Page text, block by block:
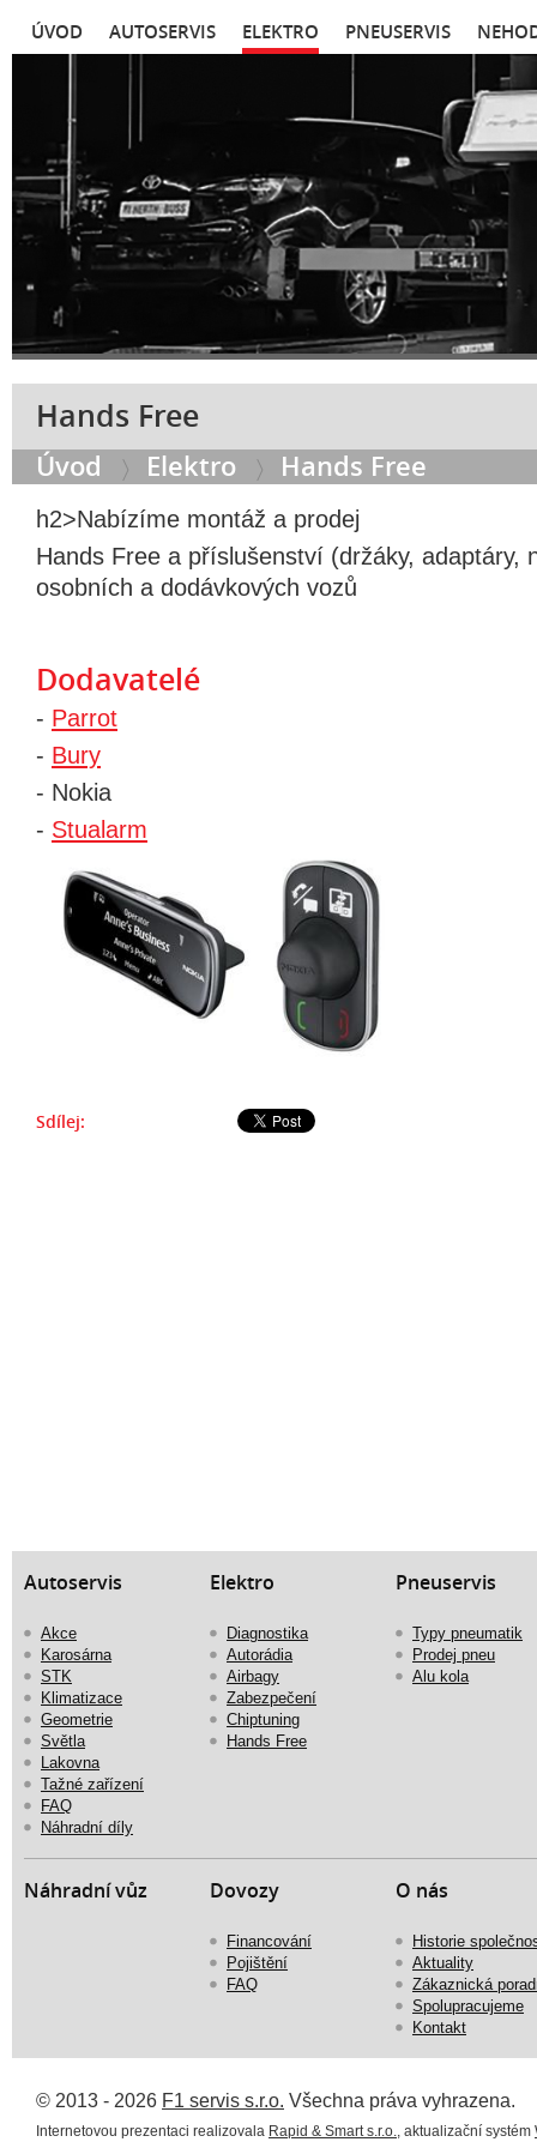
ÚVOD AUTOSERVIS ELEKTRO PNEUSERVIS
Hands Free
Úvod Elektro Hands Free
h2>Nabízíme montáž a prodej
Hands Free a příslušenství (držáky, adaptáry,
osobních a dodávkových vozů
Dodavatelé
- Parrot
- Bury
- Nokia
- Stualarm
Sdílej:
Autoservis
Akce
Karosárna
STK
Klimatizace
Geometrie
Světla
Lakovna
Tažné zařízení
FAQ
Náhradní díly
Elektro
Diagnostika
Autorádia
Airbagy
Zabezpečení
Chiptuning
Hands Free
Pneuservis
Typy pneumatik
Prodej pneu
Alu kola
Náhradní vůz Dovozy
Financování
Pojištění
FAQ
O nás
Historie
Aktuality
Zákaznická
Spolupracujeme
Kontakt
© 2013 - 2026 F1 servis s.r.o. Všechna práva vyhrazena.
Internetovou prezentaci realizovala Rapid & Smart s.r.o. , aktualizační systém